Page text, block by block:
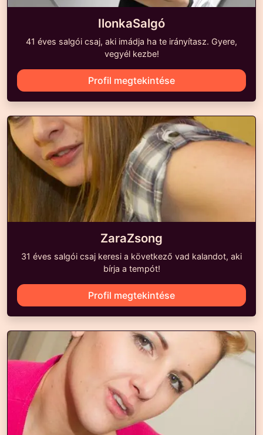
IlonkaSalgó
41 éves salgói csaj, aki imádja ha te irányítasz. Gyere,
vegyél kezbe!
Profil megtekintése
ZaraZsong
31 éves salgói csaj keresi a következő vad kalandot, aki
bírja a tempót!
Profil megtekintése